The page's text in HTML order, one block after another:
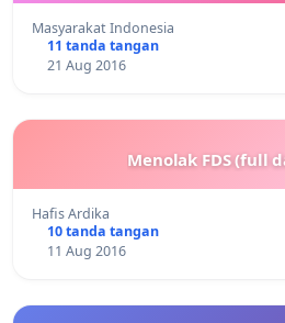
Masyarakat Indonesia
11 tanda tangan
21 Aug 2016
Menolak FDS (full
Hafis Ardika
10 tanda tangan
11 Aug 2016